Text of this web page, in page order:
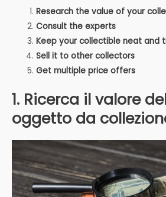
Research the value of your
Consult the experts
Keep your collectible neat and
Sell it to other collectors
Get multiple price offers
1. Ricerca il valore
oggetto da